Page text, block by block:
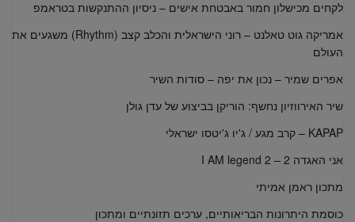
לקחים מכישלון חמור באבטחת אישים – ניסיון ההתנקשות בטראמפ
אמריקה גוט טאלנט – רוני הישראלית והכלב קצב (Rhythm) משגעים את
העולם
אפרים שמיר – נכון את יפה – סודות השיר
שיר האירווזיון נחשף: הוריקן בביצוע של עדן גולן
KAPAP – קרב מגע / ג'יו ג'יטסו ישראלי
אני האגדה 2 – I AM legend 2
מתכון ראמן אמיתי
כוסמת היתרונות הבריאותיים, ערכים תזונתיים ומתכון